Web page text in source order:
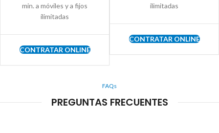
min. a móviles y a fijos
ilimitadas
CONTRATAR ONLINE
ilimitadas
CONTRATAR ONLINE
FAQs
PREGUNTAS FRECUENTES